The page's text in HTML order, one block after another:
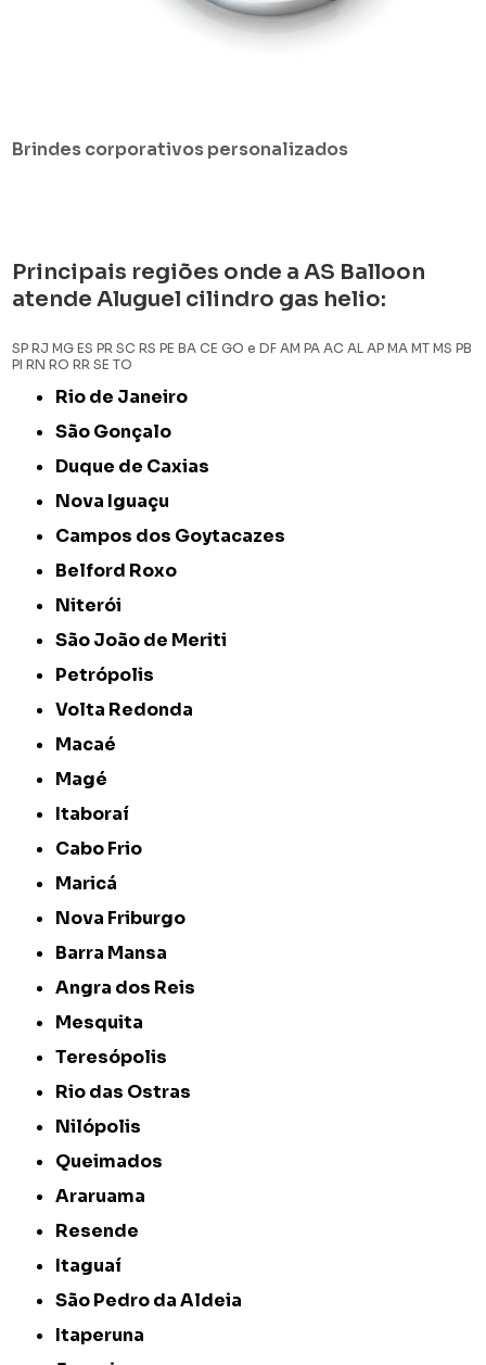
Brindes corporativos personalizados
Principais regiões onde a AS Balloon
atende Aluguel cilindro gas helio:
SP RJ MG ES PR SC RS PE BA CE GO e DF AM PA AC AL AP MA MT MS PB
PI RN RO RR SE TO
Rio de Janeiro
São Gonçalo
Duque de Caxias
Nova Iguaçu
Campos dos Goytacazes
Belford Roxo
Niterói
São João de Meriti
Petrópolis
Volta Redonda
Macaé
Magé
Itaboraí
Cabo Frio
Maricá
Nova Friburgo
Barra Mansa
Angra dos Reis
Mesquita
Teresópolis
Rio das Ostras
Nilópolis
Queimados
Araruama
Resende
Itaguaí
São Pedro da Aldeia
Itaperuna